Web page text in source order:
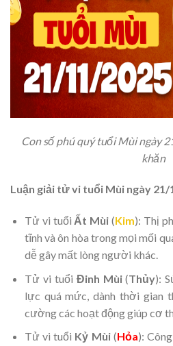
Con số phú quý tuổi Mùi ngày
khăn
Luận giải tử vi tuổi Mùi ngày 21/
Tử vi tuổi Ất Mùi (Kim): Thị
tĩnh và ôn hòa trong mọi mối
dễ gây mất lòng người khác.
Tử vi tuổi Đinh Mùi(Thủy):
lực quá mức, dành thời gian
cường các hoạt động giúp cơ
Tử vi tuổi Kỷ Mùi(Hỏa):